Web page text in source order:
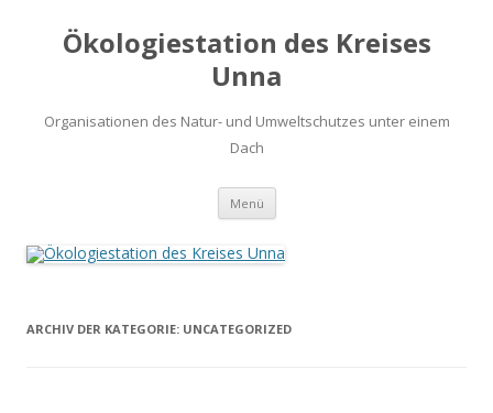
Ökologiestation des Kreises
Unna
Organisationen des Natur- und Umweltschutzes unter einem
Dach
Menü Zum
springen
ARCHIV DER KATEGORIE: UNCATEGORIZED